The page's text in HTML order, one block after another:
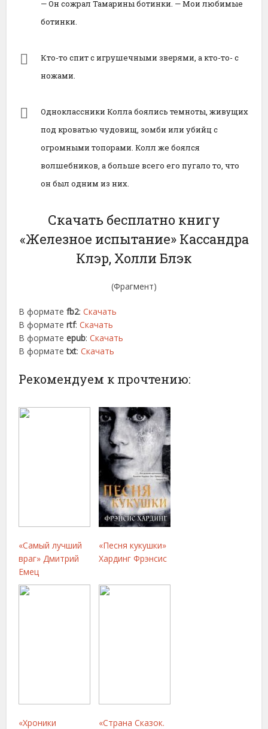
— Он сожрал Тамарины ботинки. — Мои любимые
ботинки.
Кто-то спит с игрушечными зверями, а кто-то- с
ножами.
Одноклассники Колла боялись темноты, живущих
под кроватью чудовищ, зомби или убийц с
огромными топорами. Колл же боялся
волшебников, а больше всего его пугало то, что
он был одним из них.
Скачать бесплатно книгу
«Железное испытание» Кассандра
Клэр, Холли Блэк
(Фрагмент)
В форматеfb2:Скачать
В форматеrtf:Скачать
В форматеepub:Скачать
В форматеtxt:Скачать
Рекомендуем к прочтению:
«Самый лучший
враг» Дмитрий
Емец
«Песня кукушки»
Хардинг Фрэнсис
«Хроники
«Страна Сказок.